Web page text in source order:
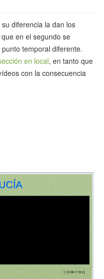
su diferencia la dan los
en el segundo se
temporal diferente.
en local, en tanto que
con la consecuencia